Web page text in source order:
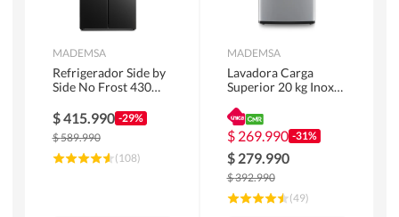
MADEMSA
Refrigerador Side by
Side No Frost 430
MAS430B
$415.990 -29%
$589.990
(108)
MADEMSA
Lavadora Carga
Superior 20 kg Inox
$ 269.990 -31%
$ 279.990
$392.990
(49)